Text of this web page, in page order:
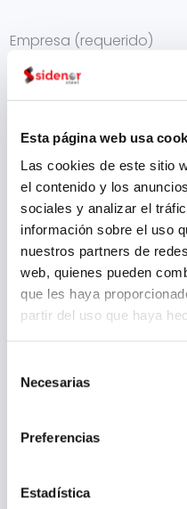
Esta página web usa
Las cookies de este sitio
el contenido y los
sociales y analizar el
información sobre el uso
nuestros partners de
web, quienes pueden
que les haya
partir del uso que haya
Necesarias
Preferencias
Estadística
Empresa (requerido)
Sector (requerido)
Correo electrónico